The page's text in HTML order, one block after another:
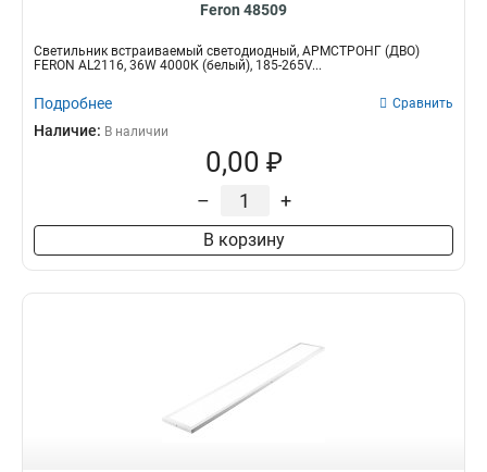
Feron 48509
Светильник встраиваемый светодиодный, АРМСТРОНГ (ДВО)
FERON AL2116, 36W 4000К (белый), 185-265V...
Подробнее Сравнить
Наличие: В наличии
0,00 ₽
– +
В корзину